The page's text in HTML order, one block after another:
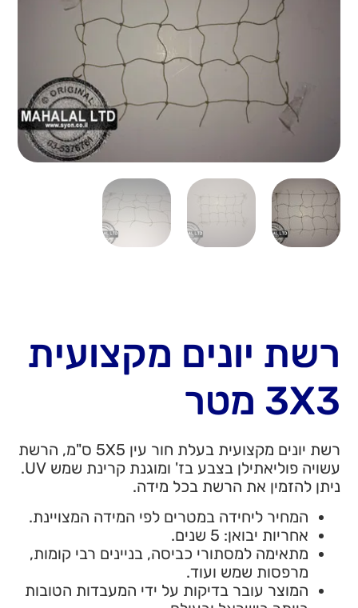
רשת יונים מקצועית
3X3 מטר
רשת יונים מקצועית בעלת חור עין 5X5 ס"מ, הרשת
עשויה פוליאתילן בצבע בז' ומוגנת קרינת שמש UV.
ניתן להזמין את הרשת בכל מידה.
המחיר ליחידה במטרים לפי המידה המצויינת.
אחריות יבואן: 5 שנים.
מתאימה למסתורי כביסה, בניינים רבי קומות,
מרפסות שמש ועוד.
המוצר עובר בדיקות על ידי המעבדות הטובות